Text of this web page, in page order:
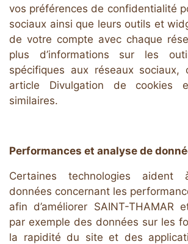
vos préférences de confidentialité
sociaux ainsi que leurs outils et
de votre compte avec chaque
plus d’informations sur les
spécifiques aux réseaux sociaux,
article Divulgation de cookies
similaires.
Performances et analyse de
Certaines technologies
données concernant les
afin d’améliorer SAINT-THAMAR
par exemple des données sur les
la rapidité du site et des